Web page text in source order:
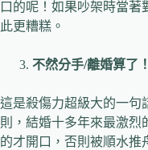
口的呢！如果吵架時當
此更糟糕。
不然分手/離婚算了！
這是殺傷力超級大的一句
則，結婚十多年來最激烈
的才開口，否則被順水推